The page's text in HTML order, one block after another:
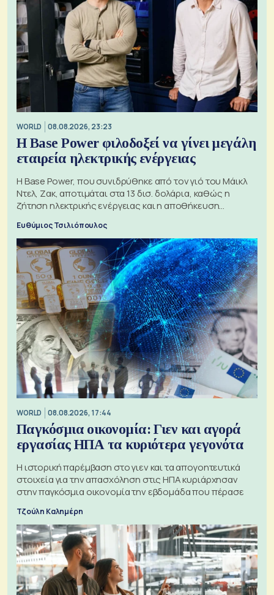
WORLD 08.08.2026, 23:23
Η Base Power φιλοδοξεί να γίνει μεγάλη
εταιρεία ηλεκτρικής ενέργειας
Η Base Power, που συνιδρύθηκε από τον γιό του Μάικλ
Ντελ, Ζακ, αποτιμάται στα 13 δισ. δολάρια, καθώς η
ζήτηση ηλεκτρικής ενέργειας και η αποθήκευση
Ευθύμιος Τσιλιόπουλος
WORLD 08.08.2026, 17:44
Παγκόσμια οικονομία: Γιεν και αγορά
εργασίας ΗΠΑ τα κυριότερα γεγονότα
Η ιστορική παρέμβαση στο γιεν και τα απογοητευτικά
στοιχεία για την απασχόληση στις ΗΠΑ κυριάρχησαν
στην παγκόσμια οικονομία την εβδομάδα που πέρασε
Τζούλη Καλημέρη